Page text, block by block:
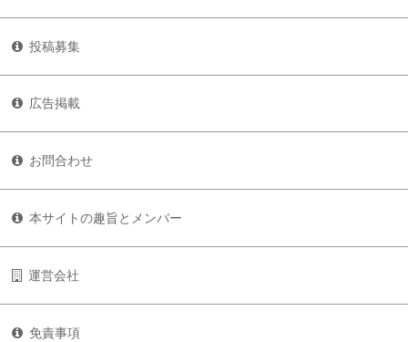
投稿募集
広告掲載
お問合わせ
本サイトの趣旨とメンバー
運営会社
免責事項